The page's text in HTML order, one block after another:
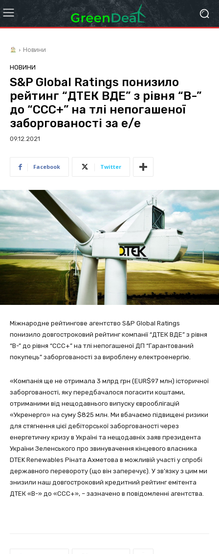
Новини
НОВИНИ
S&P Global Ratings понизило
рейтинг “ДТЕК ВДЕ” з рівня “B-”
до “CCC+” на тлі непогашеної
заборгованості за е/е
09.12.2021
Facebook Twitter
Міжнародне рейтингове агентство S&P Global Ratings
понизило довгостроковий рейтинг компанії “ДТЕК ВДЕ” з рівня
“B-” до рівня “CCC+” на тлі непогашеної ДП “Гарантований
покупець” заборгованості за вироблену електроенергію.
«Компанія ще не отримала 3 млрд грн (EUR$97 млн) історичної
заборгованості, яку передбачалося погасити коштами,
отриманими від нещодавнього випуску єврооблігацій
«Укренерго» на суму $825 млн. Ми вбачаємо підвищені ризики
для стягнення цієї дебіторської заборгованості через
енергетичну кризу в Україні та нещодавніх заяв президента
України Зеленського про звинувачення кінцевого власника
DTEK Renewables Ріната Ахметова в можливій участі у спробі
державного перевороту (що він заперечує). У зв’язку з цим ми
знизили наш довгостроковий кредитний рейтинг емітента
ДТЕК «B-» до «CCC+», – зазначено в повідомленні агентства.